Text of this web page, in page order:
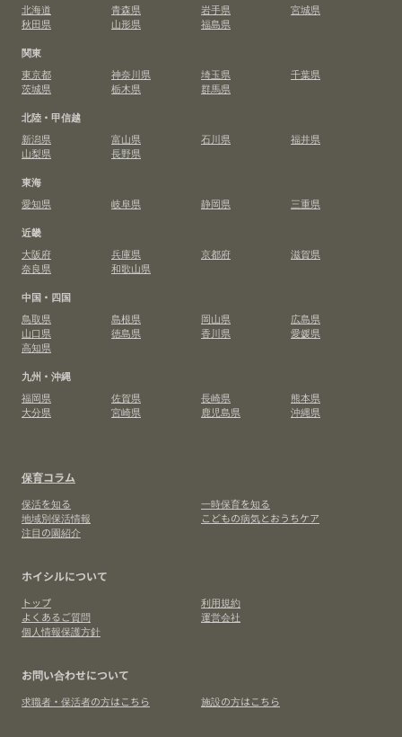
北海道
青森県 岩手県
宮城県
秋田県
山形県
福島県
関東
東京都
神奈川県 埼玉県
千葉県
茨城県
栃木県
群馬県
北陸・甲信越
新潟県
富山県 石川県
福井県
山梨県
長野県
東海
愛知県
岐阜県 静岡県
三重県
近畿
大阪府
兵庫県 京都府
滋賀県
奈良県
和歌山県
中国・四国
鳥取県
島根県 岡山県
広島県
山口県
徳島県 香川県
愛媛県
高知県
九州・沖縄
福岡県
佐賀県 長崎県
熊本県
大分県
宮崎県 鹿児島県 沖縄県
保育コラム
保活を知る
一時保育を知る
地域別保活情報
こどもの病気とおうちケア
注目の園紹介
ホイシルについて
トップ
利用規約
よくあるご質問
運営会社
個人情報保護方針
お問い合わせについて
求職者・保活者の方はこちら 施設の方はこちら